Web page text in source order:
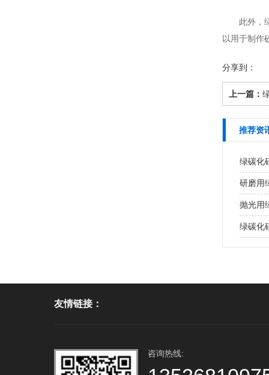
此外，绿
以用于制作
分享到：
上一篇：
推荐资
绿碳化
研磨用
抛光用
绿碳化
友情链接：
咨询热线: